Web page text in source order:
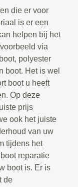
die er voor
is er een
helpen bij het
via
polyester
boot. Het is wel
boot u heeft
Op deze
prijs
ook het juiste
van uw
tijdens het
reparatie
boot is. Er is
de